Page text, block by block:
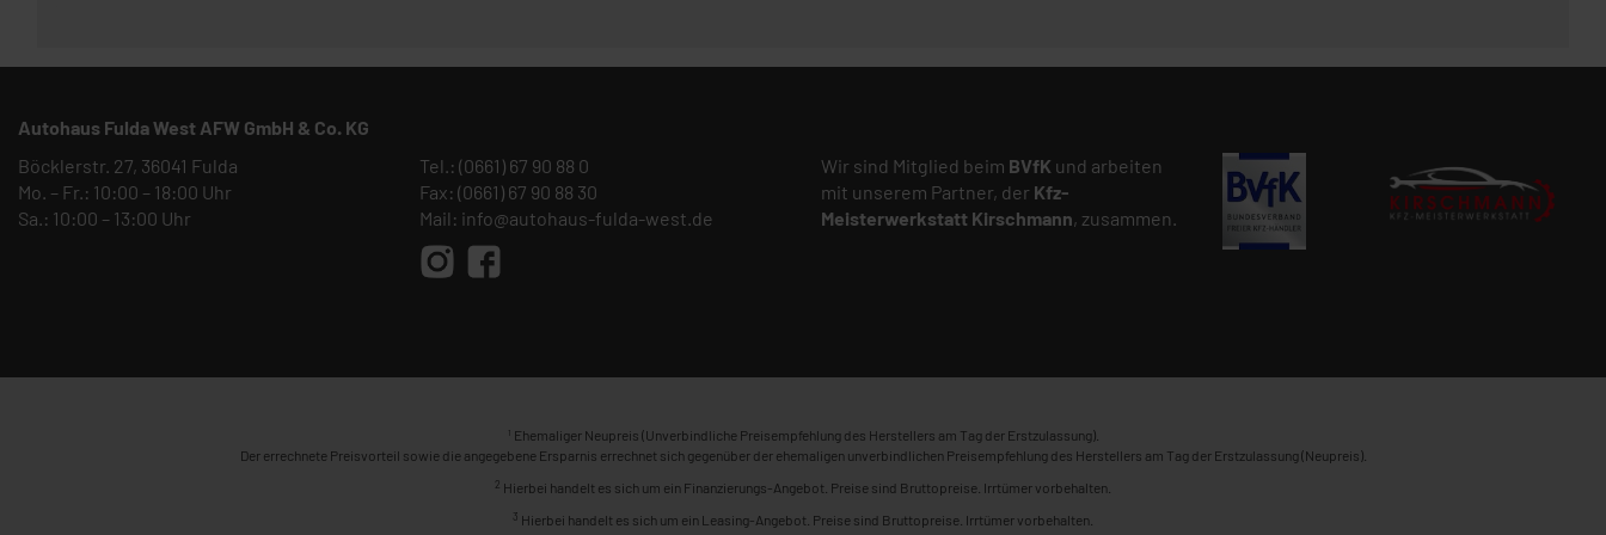
Autohaus Fulda West AFW GmbH & Co. KG
Böcklerstr. 27, 36041 Fulda
Mo. – Fr.: 10:00 – 18:00 Uhr
Sa.: 10:00 – 13:00 Uhr
Tel.: (0661) 67 90 88 0
Fax: (0661) 67 90 88 30
Mail: info@autohaus-fulda-west.de
Wir sind Mitglied beim BVfK und arbeiten
mit unserem Partner, der Kfz-
Meisterwerkstatt Kirschmann, zusammen.
1 Ehemaliger Neupreis (Unverbindliche Preisempfehlung des Herstellers am Tag der Erstzulassung).
Der errechnete Preisvorteil sowie die angegebene Ersparnis errechnet sich gegenüber der ehemaligen unverbindlichen Preisempfehlung des Herstellers am Tag der Erstzulassung (Neupreis).
2 Hierbei handelt es sich um ein Finanzierungs-Angebot. Preise sind Bruttopreise. Irrtümer vorbehalten.
3 Hierbei handelt es sich um ein Leasing-Angebot. Preise sind Bruttopreise. Irrtümer vorbehalten.